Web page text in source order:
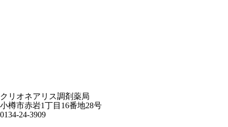
クリオネアリス調剤薬局
小樽市赤岩1丁目16番地28号
0134-24-3909